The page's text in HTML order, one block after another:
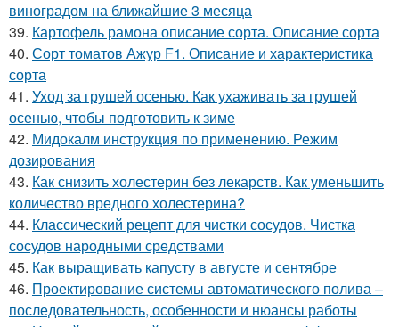
виноградом на ближайшие 3 месяца
39. Картофель рамона описание сорта. Описание сорта
40. Сорт томатов Ажур F1. Описание и характеристика
сорта
41. Уход за грушей осенью. Как ухаживать за грушей
осенью, чтобы подготовить к зиме
42. Мидокалм инструкция по применению. Режим
дозирования
43. Как снизить холестерин без лекарств. Как уменьшить
количество вредного холестерина?
44. Классический рецепт для чистки сосудов. Чистка
сосудов народными средствами
45. Как выращивать капусту в августе и сентябре
46. Проектирование системы автоматического полива –
последовательность, особенности и нюансы работы